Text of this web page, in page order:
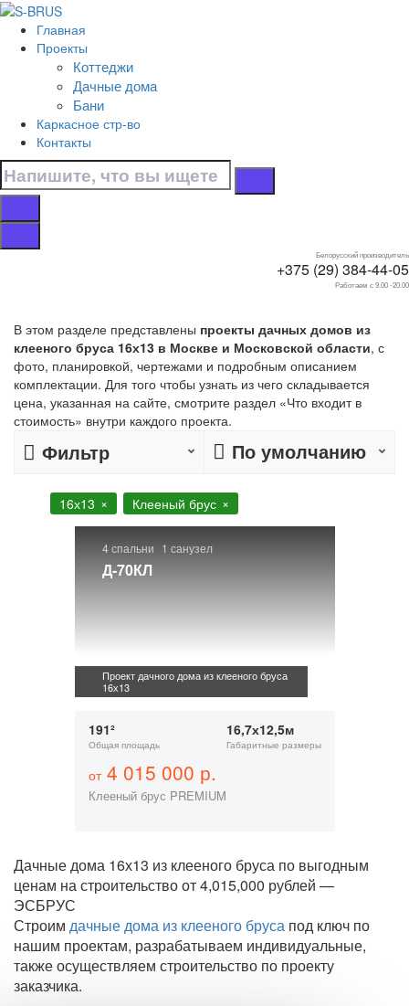
Перейти к контенту
Главная
Проекты
Коттеджи
Дачные дома
Бани
Каркасное стр-во
Контакты
Белорусский производитель
+375 (29) 384-44-05
Работаем с 9.00 -20.00
Главная
Дачные дома
Из клееного бруса
16х13
Дачные дома 16х13
из клееного бруса
В этом разделе представлены проекты дачных домов из
клееного бруса 16х13 в Москве и Московской области, с
фото, планировкой, чертежами и подробным описанием
комплектации. Для того чтобы узнать из чего складывается
цена, указанная на сайте, смотрите раздел «Что входит в
стоимость» внутри каждого проекта.
Фильтр По умолчанию
16х13 Клееный брус
4 спальни 1 санузел
Д-70КЛ
Проект дачного дома из клееного бруса
16х13
191²
Общая площадь
16,7х12,5м
Габаритные размеры
от4 015 000 р.
Клееный брус PREMIUM
Дачные дома 16х13 из клееного бруса по выгодным
ценам на строительство от 4,015,000 рублей —
ЭСБРУС
Строим дачные дома из клееного бруса под ключ по
нашим проектам, разрабатываем индивидуальные,
также осуществляем строительство по проекту
заказчика.